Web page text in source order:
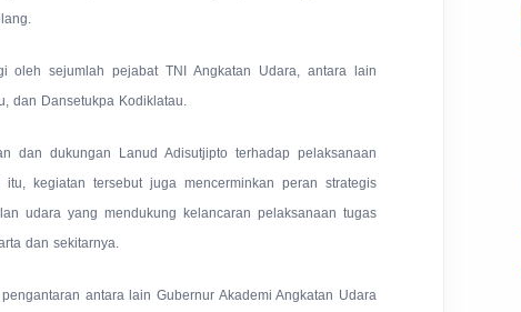
oleh sejumlah pejabat TNI Angkatan Udara, antara lain
dan Dansetukpa Kodiklatau.
dan dukungan Lanud Adisutjipto terhadap pelaksanaan
kegiatan tersebut juga mencerminkan peran strategis
udara yang mendukung kelancaran pelaksanaan tugas
dan sekitarnya.
antara lain Gubernur Akademi Angkatan Udara